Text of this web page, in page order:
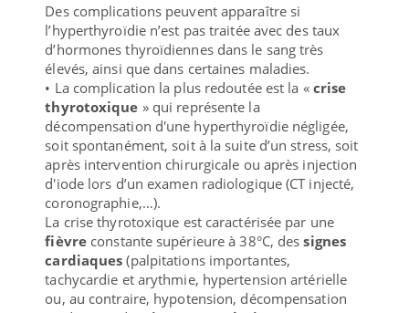
Des complications peuvent apparaître si
l’hyperthyroïdie n’est pas traitée avec des taux
d’hormones thyroïdiennes dans le sang très
élevés, ainsi que dans certaines maladies.
• La complication la plus redoutée est la « crise
thyrotoxique » qui représente la
décompensation d'une hyperthyroïdie négligée,
soit spontanément, soit à la suite d’un stress, soit
après intervention chirurgicale ou après injection
d'iode lors d’un examen radiologique (CT injecté,
coronographie,…).
La crise thyrotoxique est caractérisée par une
fièvre constante supérieure à 38°C, dessignes
cardiaques (palpitations importantes,
tachycardie et arythmie, hypertension artérielle
ou, au contraire, hypotension, décompensation